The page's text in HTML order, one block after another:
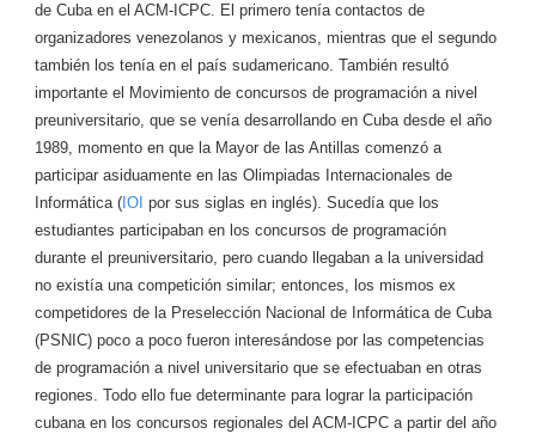
de Cuba en el ACM-ICPC. El primero tenía contactos de
organizadores venezolanos y mexicanos, mientras que el segundo
también los tenía en el país sudamericano. También resultó
importante el Movimiento de concursos de programación a nivel
preuniversitario, que se venía desarrollando en Cuba desde el año
1989, momento en que la Mayor de las Antillas comenzó a
participar asiduamente en las Olimpiadas Internacionales de
Informática ( IOI por sus siglas en inglés). Sucedía que los
estudiantes participaban en los concursos de programación
durante el preuniversitario, pero cuando llegaban a la universidad
no existía una competición similar; entonces, los mismos ex
competidores de la Preselección Nacional de Informática de Cuba
(PSNIC) poco a poco fueron interesándose por las competencias
de programación a nivel universitario que se efectuaban en otras
regiones. Todo ello fue determinante para lograr la participación
cubana en los concursos regionales del ACM-ICPC a partir del año